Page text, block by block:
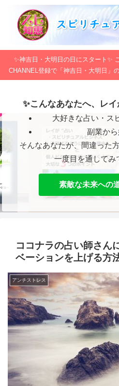
✨神吉日・大明日の日にスタート✨
CHANNEL登録で「神吉日・大明日」
✨こんなあなたへ、レ
大好きな占い・ス
副業か
そんなあなたが、間違った
一度目を通してみ
素敵な未来への
ココナラの占い師さん
ベーションを上げる方
アンチストレス